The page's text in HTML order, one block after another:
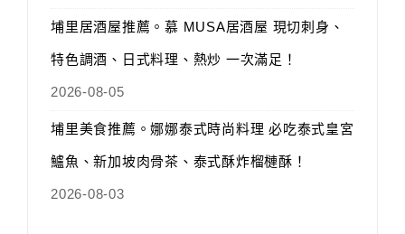
埔里居酒屋推薦。慕 MUSA居酒屋 現切刺身、
特色調酒、日式料理、熱炒 一次滿足！
2026-08-05
埔里美食推薦。娜娜泰式時尚料理 必吃泰式皇宮
鱸魚、新加坡肉骨茶、泰式酥炸榴槤酥！
2026-08-03